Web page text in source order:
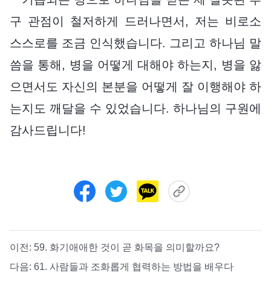
구 관점이 철저하게 드러나면서, 저는 비로소
스스로를 조금 인식했습니다. 그리고 하나님 말
씀을 통해, 병을 어떻게 대해야 하는지, 병을 앓
으면서도 자신의 본분을 어떻게 잘 이행해야 하
는지도 깨달을 수 있었습니다. 하나님의 구원에
감사드립니다!
이전: 59. 화기애애한 것이 곧 화목을 의미할까요?
다음: 61. 사람들과 조화롭게 협력하는 방법을 배우다